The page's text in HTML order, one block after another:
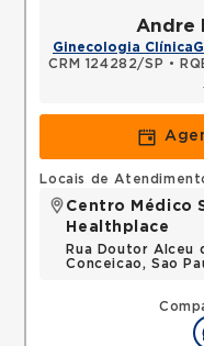
Andre
Ginecologia Clínica
CRM 124282/SP •
Locais de
Centro Médico
Healthplace
Rua Doutor Alceu
Conceicao, Sao